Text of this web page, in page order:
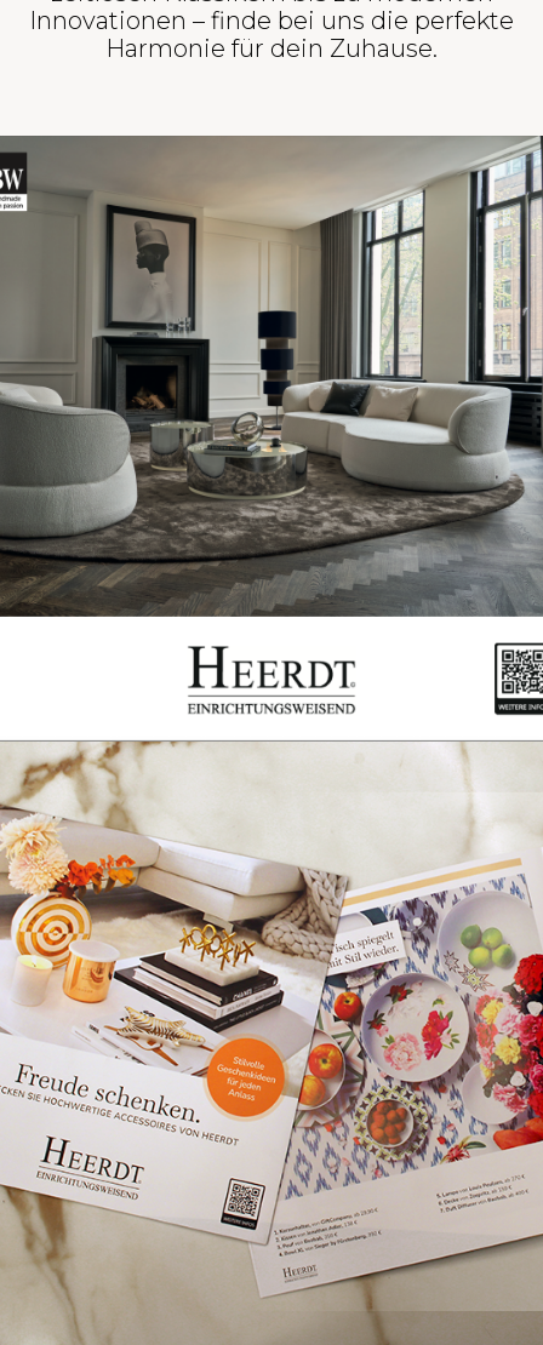
Innovationen – finde bei uns die perfekte
Harmonie für dein Zuhause.
Einrichten mit
Leidenschaft
Prospekt
Jetzt ansehen